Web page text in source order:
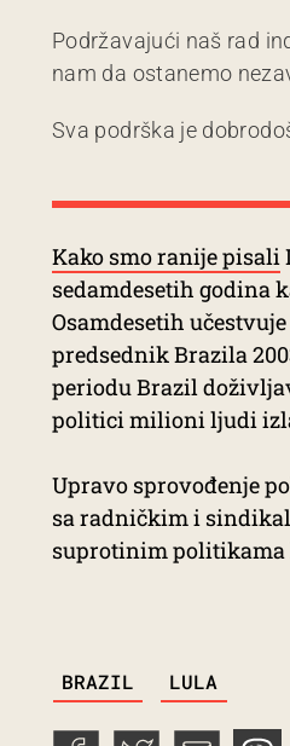
Podržavajući naš rad
nam da ostanemo
Sva podrška je
Kako smo ranije pisali
sedamdesetih godina
Osamdesetih
predsednik Brazila
periodu Brazil
politici milioni ljudi
Upravo sprovođenje
sa radničkim i
suprotinim politikama
BRAZIL LULA